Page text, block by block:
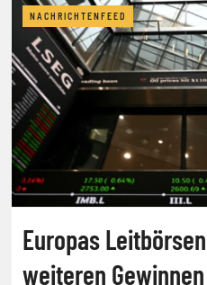
NACHRICHTENFEED
Europas
weiteren Gewinnen